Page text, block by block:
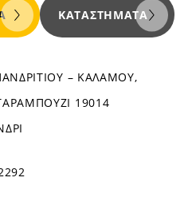
ΚΑΤΑΣΤΉΜΑΤΑ
– ΚΑΛΑΜΟΥ,
19014